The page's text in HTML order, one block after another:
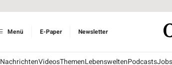
Menü E-Paper Newsletter
NachrichtenVideosThemenLebensweltenPodcastsJobs